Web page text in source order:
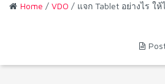
Home / VDO / แจก Tablet อย่างไร ใ